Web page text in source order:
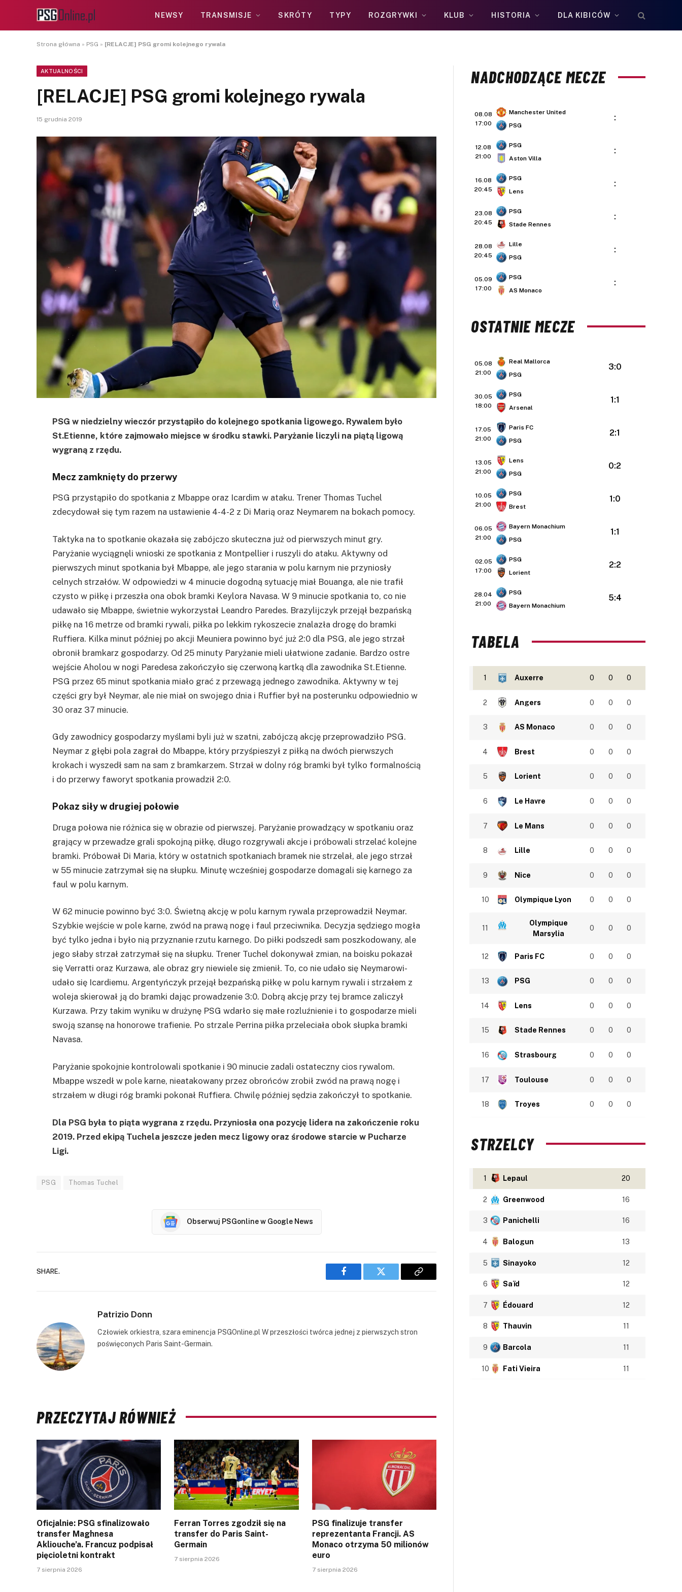
NEWSY TRANSMISJE SKRÓTY TYPY ROZGRYWKI KLUB HISTORIA DLA KIBICÓW
Strona główna » PSG » [RELACJE] PSG gromi kolejnego rywala
AKTUALNOŚCI
[RELACJE] PSG gromi kolejnego rywala
15 grudnia 2019
PSG w niedzielny wieczór przystąpiło do kolejnego spotkania ligowego. Rywalem było
St.Etienne, które zajmowało miejsce w środku stawki. Paryżanie liczyli na piątą ligową
wygraną z rzędu.
Mecz zamknięty do przerwy
PSG przystąpiło do spotkania z Mbappe oraz Icardim w ataku. Trener Thomas Tuchel
zdecydował się tym razem na ustawienie 4-4-2 z Di Marią oraz Neymarem na bokach pomocy.
Taktyka na to spotkanie okazała się zabójczo skuteczna już od pierwszych minut gry.
Paryżanie wyciągnęli wnioski ze spotkania z Montpellier i ruszyli do ataku. Aktywny od
pierwszych minut spotkania był Mbappe, ale jego starania w polu karnym nie przyniosły
celnych strzałów. W odpowiedzi w 4 minucie dogodną sytuację miał Bouanga, ale nie trafił
czysto w piłkę i przeszła ona obok bramki Keylora Navasa. W 9 minucie spotkania to, co nie
udawało się Mbappe, świetnie wykorzystał Leandro Paredes. Brazylijczyk przejął bezpańską
piłkę na 16 metrze od bramki rywali, piłka po lekkim rykoszecie znalazła drogę do bramki
Ruffiera. Kilka minut później po akcji Meuniera powinno być już 2:0 dla PSG, ale jego strzał
obronił bramkarz gospodarzy. Od 25 minuty Paryżanie mieli ułatwione zadanie. Bardzo ostre
wejście Aholou w nogi Paredesa zakończyło się czerwoną kartką dla zawodnika St.Etienne.
PSG przez 65 minut spotkania miało grać z przewagą jednego zawodnika. Aktywny w tej
części gry był Neymar, ale nie miał on swojego dnia i Ruffier był na posterunku odpowiednio w
30 oraz 37 minucie.
Gdy zawodnicy gospodarzy myślami byli już w szatni, zabójczą akcję przeprowadziło PSG.
Neymar z głębi pola zagrał do Mbappe, który przyśpieszył z piłką na dwóch pierwszych
krokach i wyszedł sam na sam z bramkarzem. Strzał w dolny róg bramki był tylko formalnością
i do przerwy faworyt spotkania prowadził 2:0.
Pokaz siły w drugiej połowie
Druga połowa nie różnica się w obrazie od pierwszej. Paryżanie prowadzący w spotkaniu oraz
grający w przewadze grali spokojną piłkę, długo rozgrywali akcje i próbowali strzelać kolejne
bramki. Próbował Di Maria, który w ostatnich spotkaniach bramek nie strzelał, ale jego strzał
w 55 minucie zatrzymał się na słupku. Minutę wcześniej gospodarze domagali się karnego za
faul w polu karnym.
W 62 minucie powinno być 3:0. Świetną akcję w polu karnym rywala przeprowadził Neymar.
Szybkie wejście w pole karne, zwód na prawą nogę i faul przeciwnika. Decyzja sędziego mogła
być tylko jedna i było nią przyznanie rzutu karnego. Do piłki podszedł sam poszkodowany, ale
jego słaby strzał zatrzymał się na słupku. Trener Tuchel dokonywał zmian, na boisku pokazał
się Verratti oraz Kurzawa, ale obraz gry niewiele się zmienił. To, co nie udało się Neymarowi-
udało się Icardiemu. Argentyńczyk przejął bezpańską piłkę w polu karnym rywali i strzałem z
woleja skierował ją do bramki dając prowadzenie 3:0. Dobrą akcję przy tej bramce zaliczył
Kurzawa. Przy takim wyniku w drużynę PSG wdarło się małe rozluźnienie i to gospodarze mieli
swoją szansę na honorowe trafienie. Po strzale Perrina piłka przeleciała obok słupka bramki
Navasa.
Paryżanie spokojnie kontrolowali spotkanie i 90 minucie zadali ostateczny cios rywalom.
Mbappe wszedł w pole karne, nieatakowany przez obrońców zrobił zwód na prawą nogę i
strzałem w długi róg bramki pokonał Ruffiera. Chwilę później sędzia zakończył to spotkanie.
Dla PSG była to piąta wygrana z rzędu. Przyniosła ona pozycję lidera na zakończenie roku
2019. Przed ekipą Tuchela jeszcze jeden mecz ligowy oraz środowe starcie w Pucharze
Ligi.
PSG Thomas Tuchel
Obserwuj PSGonline w Google News
SHARE.
Facebook Twitter
Copy
Patrizio Donn
Człowiek orkiestra, szara eminencja PSGOnline.pl W przeszłości twórca jednej z pierwszych stron
poświęconych Paris Saint-Germain.
PRZECZYTAJ RÓWNIEŻ
Oficjalnie: PSG sfinalizowało
transfer Maghnesa
Akliouche’a. Francuz podpisał
pięcioletni kontrakt
7 sierpnia 2026
Ferran Torres zgodził się na
transfer do Paris Saint-
Germain
7 sierpnia 2026
PSG finalizuje transfer
reprezentanta Francji. AS
Monaco otrzyma 50 milionów
euro
7 sierpnia 2026
NADCHODZĄCE MECZE
08.08
17:00
Manchester United
PSG
:
12.08
21:00
PSG
Aston Villa
:
16.08
20:45
PSG
Lens
:
23.08
20:45
PSG
Stade Rennes
:
28.08
20:45
Lille
PSG
:
05.09
17:00
PSG
AS Monaco
:
OSTATNIE MECZE
05.08
21:00
Real Mallorca
PSG
3:0
30.05
18:00
PSG
Arsenal
1:1
17.05
21:00
Paris FC
PSG
2:1
13.05
21:00
Lens
PSG
0:2
10.05
21:00
PSG
Brest
1:0
06.05
21:00
Bayern Monachium
PSG
1:1
02.05
17:00
PSG
Lorient
2:2
28.04
21:00
PSG
Bayern Monachium
5:4
TABELA
1 Auxerre 0 0 0
2 Angers 0 0 0
3 AS Monaco 0 0 0
4 Brest 0 0 0
5 Lorient 0 0 0
6 Le Havre 0 0 0
7 Le Mans 0 0 0
8 Lille 0 0 0
9 Nice 0 0 0
10 Olympique Lyon 0 0 0
11
Olympique
Marsylia
0 0 0
12 Paris FC 0 0 0
13 PSG 0 0 0
14 Lens 0 0 0
15 Stade Rennes 0 0 0
16 Strasbourg 0 0 0
17 Toulouse 0 0 0
18 Troyes 0 0 0
STRZELCY
1 Lepaul 20
2 Greenwood 16
3 Panichelli 16
4 Balogun 13
5 Sinayoko 12
6 Saïd 12
7 Édouard 12
8 Thauvin 11
9 Barcola 11
10 Fati Vieira 11